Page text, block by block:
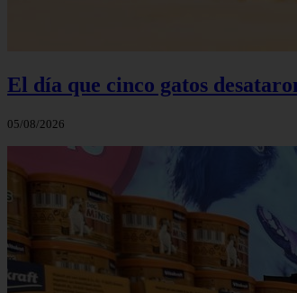
El día que cinco gatos
05/08/2026